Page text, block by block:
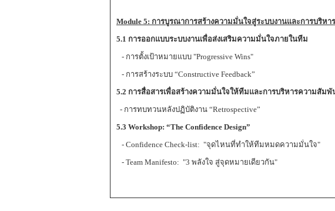
Module 5: การบูรณาการสร้างความมั่นใจสู่ระบบงานและการบริห
5.1 การออกแบบระบบงานเพื่อส่งเสริมความมั่นใจภายในทีม
- การตั้งเป้าหมายแบบ "Progressive Wins"
- การสร้างระบบ “Constructive Feedback”
5.2 การสื่อสารเพื่อสร้างความมั่นใจให้ทีมและการบริหารความสัมพั
- การทบทวนหลังปฏิบัติงาน “Retrospective”
5.3 Workshop: “The Confidence Design”
- Confidence Check-list: "จุดไหนที่ทำให้ทีมหมดความมั่นใจ"
- Team Manifesto: "3 พลังใจ สู่จุดหมายเดียวกัน"